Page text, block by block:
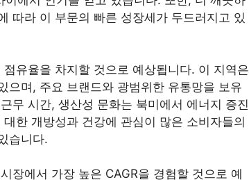
따라 이 부문의 빠른 성장세가 두드러지고 있
유율을 차지할 것으로 예상됩니다. 이 지역은
으며, 주요 브랜드와 광범위한 유통망을 보유
무 시간, 생산성 문화는 북미에서 에너지 증진
한 개방성과 건강에 관심이 많은 소비자들의
습니다.
장에서 가장 높은 CAGR을 경험할 것으로 예